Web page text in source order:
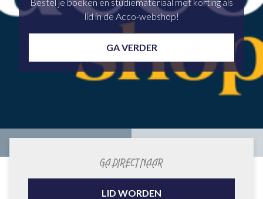
lid in de Acco-webshop!
GA VERDER
GA DIRECT NAAR
LID WORDEN